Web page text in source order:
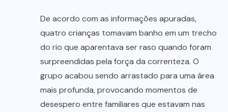
De acordo com as informações apuradas,
quatro crianças tomavam banho em um trecho
do rio que aparentava ser raso quando foram
surpreendidas pela força da correnteza. O
grupo acabou sendo arrastado para uma área
mais profunda, provocando momentos de
desespero entre familiares que estavam nas